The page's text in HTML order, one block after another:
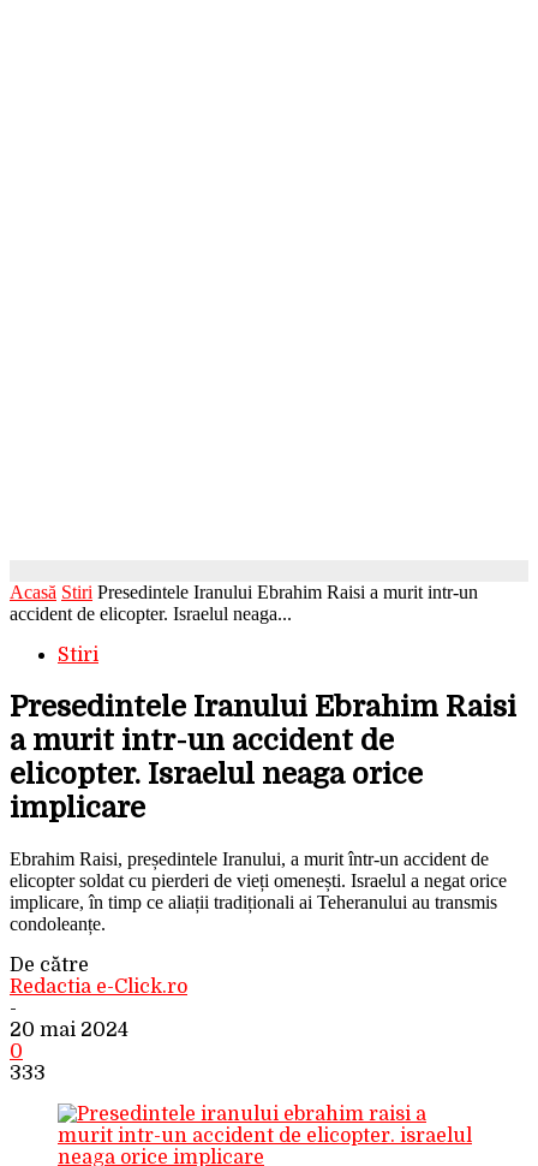
Acasă Stiri Presedintele Iranului Ebrahim Raisi a murit intr-un
accident de elicopter. Israelul neaga...
Stiri
Presedintele Iranului Ebrahim Raisi
a murit intr-un accident de
elicopter. Israelul neaga orice
implicare
Ebrahim Raisi, președintele Iranului, a murit într-un accident de
elicopter soldat cu pierderi de vieți omenești. Israelul a negat orice
implicare, în timp ce aliații tradiționali ai Teheranului au transmis
condoleanțe.
De către
Redactia e-Click.ro
-
20 mai 2024
0
333